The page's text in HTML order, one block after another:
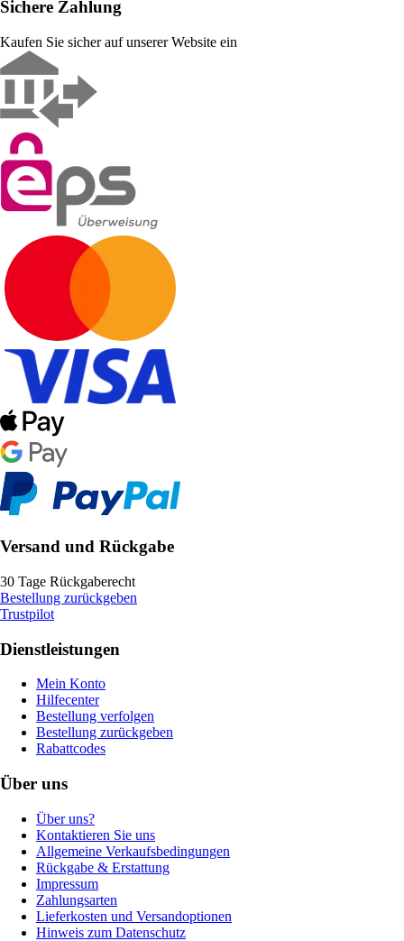
Sichere Zahlung
Kaufen Sie sicher auf unserer Website ein
Versand und Rückgabe
30 Tage Rückgaberecht
Bestellung zurückgeben
Trustpilot
Dienstleistungen
Mein Konto
Hilfecenter
Bestellung verfolgen
Bestellung zurückgeben
Rabattcodes
Über uns
Über uns?
Kontaktieren Sie uns
Allgemeine Verkaufsbedingungen
Rückgabe & Erstattung
Impressum
Zahlungsarten
Lieferkosten und Versandoptionen
Hinweis zum Datenschutz